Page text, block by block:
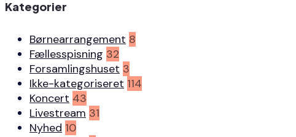
Kategorier
Børnearrangement 8
Fællesspisning 32
Forsamlingshuset 3
Ikke-kategoriseret 114
Koncert 43
Livestream 31
Nyhed 10